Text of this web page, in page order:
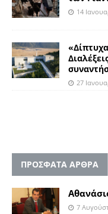
14
27
ΠΡΟΣΦΑΤΑ ΑΡΘΡΑ
7